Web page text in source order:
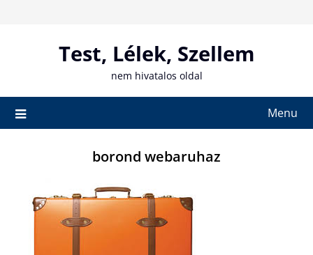
Test, Lélek, Szellem
nem hivatalos oldal
Menu
borond webaruhaz